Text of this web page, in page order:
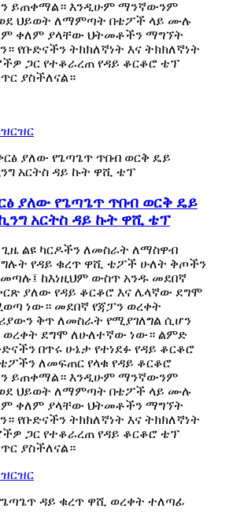
ይጠቀማል። እንዲሁም ማንኛውንም
ህይወት ለማምጣት በቴፖች ላይ ሙሉ
ቀለም ያላቸው ህትመቶችን ማግኘት
የቡድናችን ትክክለኛነት እና ትክክለኛነት
ጋር የተቆራረጠ የዳይ ቆርቆሮ ቴፕ
ያስችለናል።
ዝርዝር
ያለው የጌጣጌጥ ጥበብ ወርቅ ዴይ
አርትስ ዳይ ኩት ዋሺ ቴፕ
ልዩ ካርዶችን ለመስራት ለማስዋብ
የዳይ ቁረጥ ዋሺ ቴፖች ሁለት ቅጦችን
ከእነዚህም ውስጥ አንዱ መደበኛ
ያለው የዳይ ቆርቆሮ እና ሌላኛው ደግሞ
ነው። መደበኛ የጃፓን ወረቀት
ቅጥ ለመስራት የሚያገለግል ሲሆን
ደግሞ ለሁለተኛው ነው። ልምድ
በጥሩ ሁኔታ የተነደፉ የዳይ ቆርቆሮ
ለመፍጠር የላቁ የዳይ ቆርቆሮ
ይጠቀማል። እንዲሁም ማንኛውንም
ህይወት ለማምጣት በቴፖች ላይ ሙሉ
ቀለም ያላቸው ህትመቶችን ማግኘት
የቡድናችን ትክክለኛነት እና ትክክለኛነት
ጋር የተቆራረጠ የዳይ ቆርቆሮ ቴፕ
ያስችለናል።
ዝርዝር